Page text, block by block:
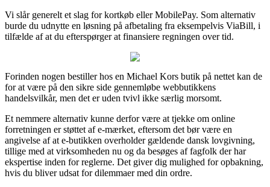
Vi slår generelt et slag for kortkøb eller MobilePay. Som alternativ
burde du udnytte en løsning på afbetaling fra eksempelvis ViaBill, i
tilfælde af at du efterspørger at finansiere regningen over tid.
Forinden nogen bestiller hos en Michael Kors butik på nettet kan de
for at være på den sikre side gennemløbe webbutikkens
handelsvilkår, men det er uden tvivl ikke særlig morsomt.
Et nemmere alternativ kunne derfor være at tjekke om online
forretningen er støttet af e-mærket, eftersom det bør være en
angivelse af at e-butikken overholder gældende dansk lovgivning,
tillige med at virksomheden nu og da besøges af fagfolk der har
ekspertise inden for reglerne. Det giver dig mulighed for opbakning,
hvis du bliver udsat for dilemmaer med din ordre.